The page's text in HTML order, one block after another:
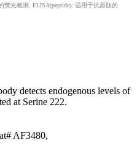
光检测. ELISA(peptide): 适用于抗原肽的
detects endogenous levels of
at Serine 222.
AF3480,